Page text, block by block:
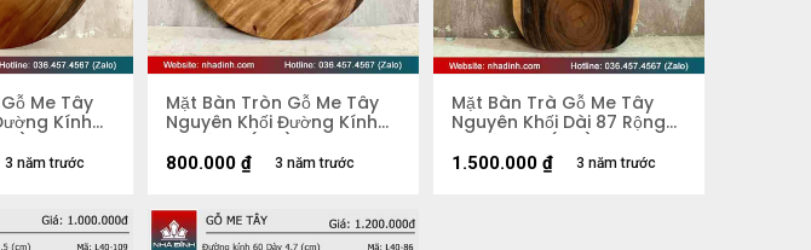
Me Tây
Kính
3 năm trước
Mặt Bàn Tròn Gỗ Me Tây
Nguyên Khối Đường Kính
47 Dày 5 (cm)
3 năm trước
800.000 ₫
Mặt Bàn Trà Gỗ Me Tây
Nguyên Khối Dài 87 Rộng
50 Dày 5,4 (cm)
3 năm trước
1.500.000 ₫